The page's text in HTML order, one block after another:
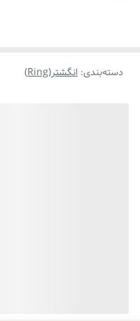
دسته‌بندی: انگشتر(Ring)